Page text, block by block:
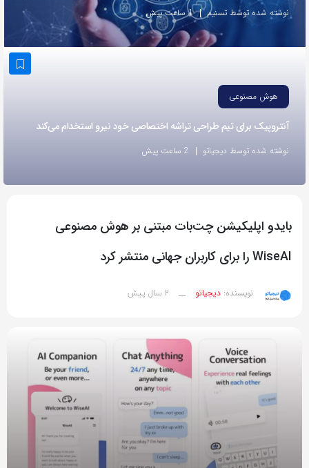
خود
اشتراک
لینک
نوشته شده توسط تسنیم 1 ساعت پیش
هوش مصنوعی
آنتروپیک برای تیم طراحی تراشه اختصاصی خود نیرو استخدام می‌کند
نوشته شده توسط دیجیاتو 2 ساعت پیش
بایدو اپلیکیشن چت‌بات مبتنی بر هوش مصنوعی
WiseAI را برای کاربران جهانی منتشر کرد
نویسنده: دیجیاتو __ 2 سال پیش